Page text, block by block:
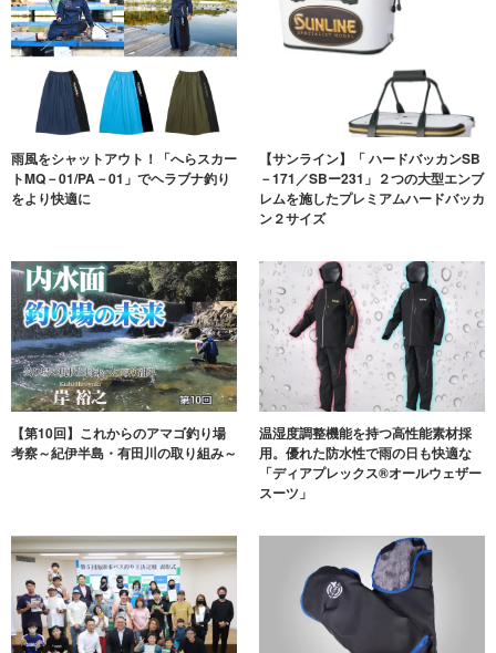
雨風をシャットアウト！「へらスカー
トMQ－01/PA－01」でヘラブナ釣り
をより快適に
【サンライン】「 ハードバッカンSB
－171／SBー231」２つの大型エンブ
レムを施したプレミアムハードバッカ
ン２サイズ
【第10回】これからのアマゴ釣り場
考察～紀伊半島・有田川の取り組み～
温湿度調整機能を持つ高性能素材採
用。優れた防水性で雨の日も快適な
「ディアプレックス®オールウェザー
スーツ」